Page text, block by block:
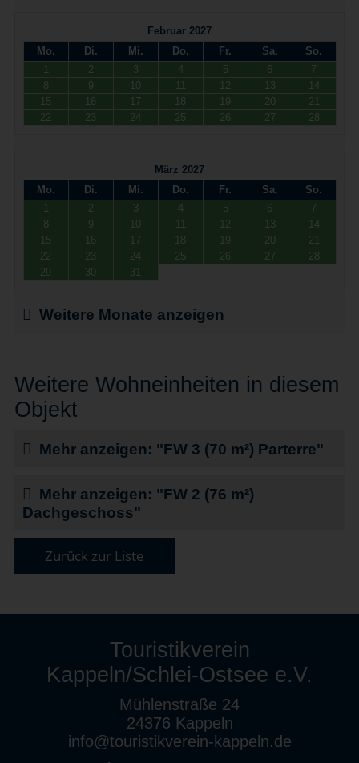
Februar 2027
Mo.
Di. Mi. Do. Fr. Sa.
So.
1
2 3 4 5 6
7
8
9 10 11 12 13
14
15
16 17 18 19 20
21
22
23 24 25 26 27 28
März 2027
Mo.
Di. Mi. Do. Fr. Sa.
So.
1
2 3 4 5 6
7
8
9 10 11 12 13
14
15
16 17 18 19 20
21
22
23 24 25 26 27
28
29
30 31
Weitere Monate anzeigen
Weitere Wohneinheiten in diesem
Objekt
Mehr anzeigen: "FW 3 (70 m²) Parterre"
Mehr anzeigen: "FW 2 (76 m²)
Dachgeschoss"
Zurück zur Liste
Touristikverein
Kappeln/Schlei-Ostsee e.V.
Mühlenstraße 24
24376 Kappeln
info@touristikverein-kappeln.de